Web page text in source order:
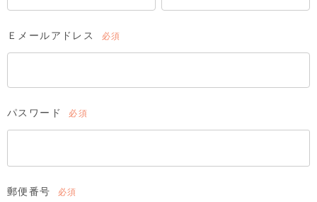
Ｅメールアドレス
須)
パスワード
須)
郵便番号